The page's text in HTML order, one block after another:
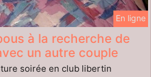
En ligne
à la recherche de
un autre couple
soirée en club libertin